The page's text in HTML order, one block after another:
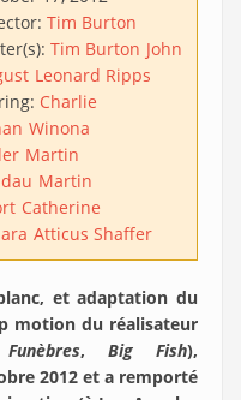
Tim Burton
Tim Burton John
Leonard Ripps
Charlie
Winona
Martin
Martin
Catherine
Atticus Shaffer
et adaptation du
motion du réalisateur
, Big Fish),
2012 et a remporté